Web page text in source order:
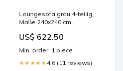
Loungesofa grau 4-teilig,
Maße 240x240 cm
Category_Möbel/Modern
Stil/Bänke
US$ 622.50
Min. order: 1 piece
★★★★★ 4.6 (11 reviews)